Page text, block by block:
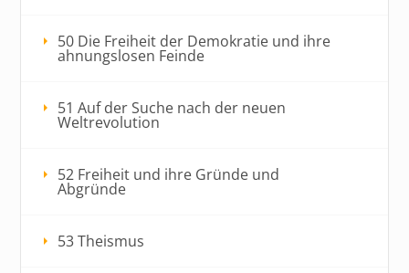
50 Die Freiheit der Demokratie und ihre
ahnungslosen Feinde
51 Auf der Suche nach der neuen
Weltrevolution
52 Freiheit und ihre Gründe und
Abgründe
53 Theismus